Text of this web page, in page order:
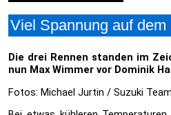
Viel Spannung auf
Die drei Rennen standen im
nun Max Wimmer vor Dominik
Fotos: Michael Jurtin / Suzuki